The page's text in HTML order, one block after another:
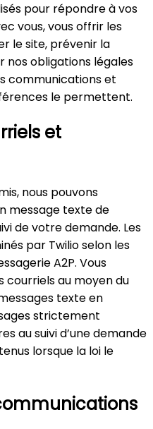
pour répondre à vos
vous, vous offrir les
le site, prévenir la
nos obligations légales
communications et
le permettent.
et
nous pouvons
message texte de
de votre demande. Les
par Twilio selon les
A2P. Vous
courriels au moyen du
texte en
strictement
au suivi d’une demande
lorsque la loi le